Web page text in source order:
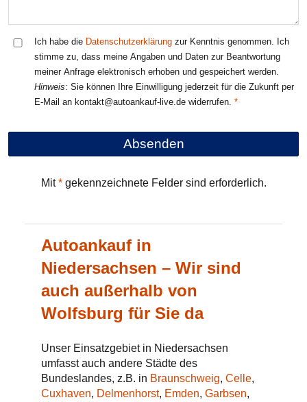
Ich habe die Datenschutzerklärung zur Kenntnis genommen. Ich
stimme zu, dass meine Angaben und Daten zur Beantwortung
meiner Anfrage elektronisch erhoben und gespeichert werden.
Hinweis: Sie können Ihre Einwilligung jederzeit für die Zukunft per
E-Mail an kontakt@autoankauf-live.de widerrufen.
Mit* gekennzeichnete Felder sind erforderlich.
Autoankauf in
Niedersachsen – Wir sind
auch außerhalb von
Wolfsburg für Sie da
Unser Einsatzgebiet in Niedersachsen
umfasst auch andere Städte des
Bundeslandes, z.B. in Braunschweig, Celle,
Cuxhaven, Delmenhorst, Emden, Garbsen,